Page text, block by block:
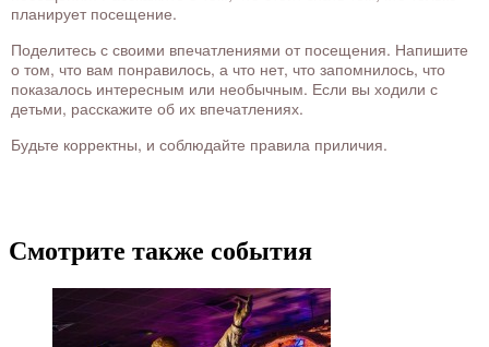
планирует посещение.
Поделитесь с своими впечатлениями от посещения. Напишите
о том, что вам понравилось, а что нет, что запомнилось, что
показалось интересным или необычным. Если вы ходили с
детьми, расскажите об их впечатлениях.
Будьте корректны, и соблюдайте правила приличия.
Смотрите также события